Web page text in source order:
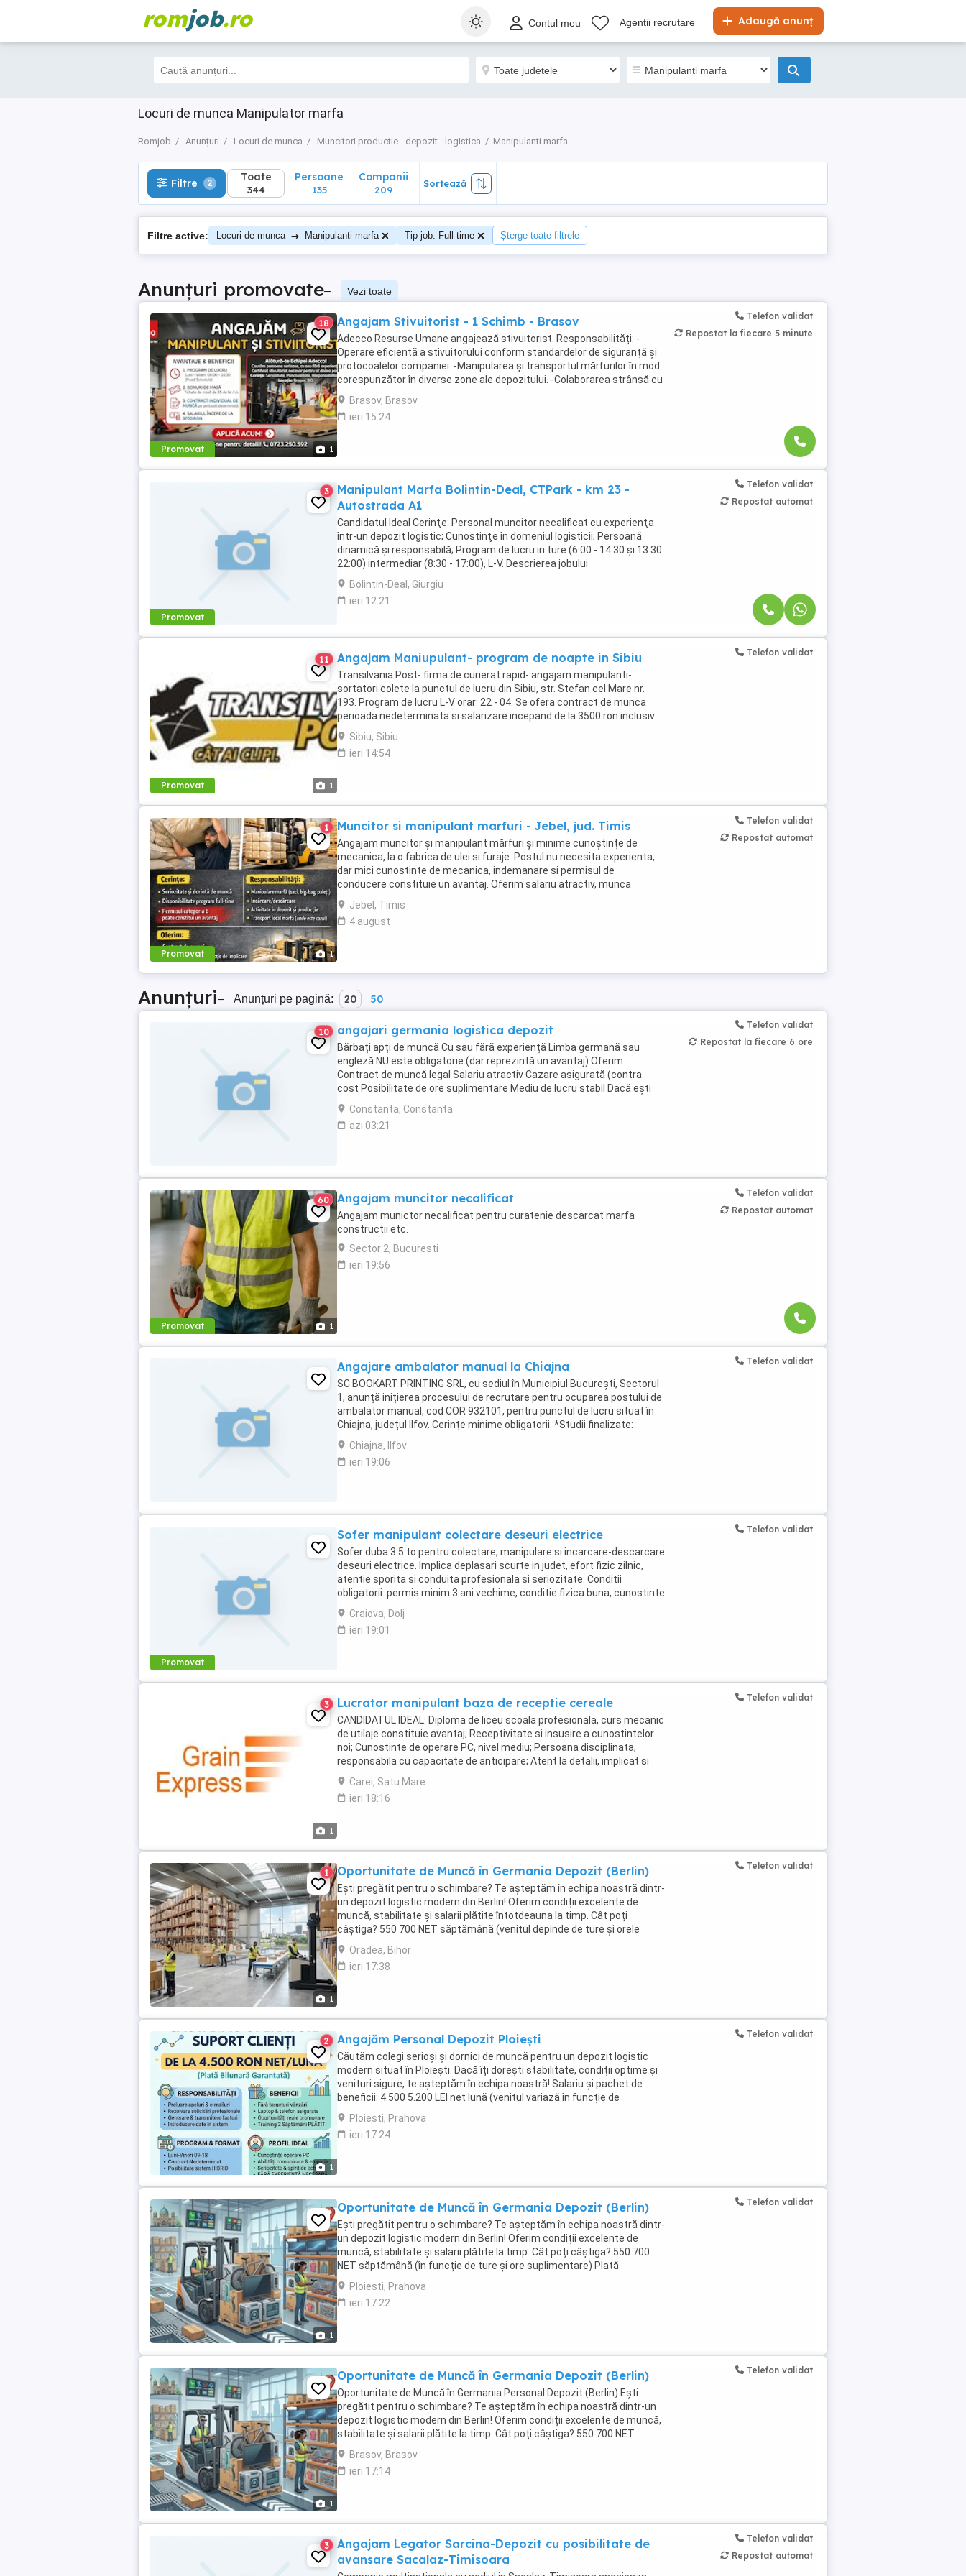
romjob.ro Adaugă anunț
Contul meu Agenții recrutare
Locuri de munca Manipulator marfa
Romjob Anunțuri Locuri de munca Muncitori productie - depozit - logistica Manipulanti marfa
Filtre 2 Toate
344
Filtre 2 Toate
344
Persoane
135
Companii
209
Sortează
Filtre active: Locuri de munca → Manipulanti marfa Tip job: Full time Șterge toate filtrele
Anunțuri promovate– Vezi toate
Promovat 1
18 Angajam Stivuitorist - 1 Schimb - Brasov
Adecco Resurse Umane angajează stivuitorist. Responsabilități: -
Operare eficientă a stivuitorului conform standardelor de siguranță și
protocoalelor companiei. -Manipularea și transportul mărfurilor în mod
corespunzător în diverse zone ale depozitului. -Colaborarea strânsă cu
echipa pentru asigurarea ...
Brasov, Brasov
ieri 15:24
Telefon validat
Repostat la fiecare 5 minute
Promovat
3
Manipulant Marfa Bolintin-Deal, CTPark - km 23 -
Autostrada A1
Candidatul Ideal Cerinţe: Personal muncitor necalificat cu experienţa
într-un depozit logistic; Cunostinţe în domeniul logisticii; Persoană
dinamică și responsabilă; Program de lucru in ture (6:00 - 14:30 și 13:30
22:00) intermediar (8:30 - 17:00), L-V. Descrierea jobului
Responsabilităţi: ...
Bolintin-Deal, Giurgiu
ieri 12:21
Telefon validat
Repostat automat
Promovat 1
11 Angajam Maniupulant- program de noapte in Sibiu
Transilvania Post- firma de curierat rapid- angajam manipulanti-
sortatori colete la punctul de lucru din Sibiu, str. Stefan cel Mare nr.
193. Program de lucru L-V orar: 22 - 04. Se ofera contract de munca
perioada nedeterminata si salarizare incepand de la 3500 ron inclusiv
tichete de masa in functie ...
Sibiu, Sibiu
ieri 14:54
Telefon validat
Promovat 1
1 Muncitor si manipulant marfuri - Jebel, jud. Timis
Angajam muncitor și manipulant mărfuri și minime cunoștințe de
mecanica, la o fabrica de ulei si furaje. Postul nu necesita experienta,
dar mici cunostinte de mecanica, indemanare si permisul de
conducere constituie un avantaj. Oferim salariu atractiv, munca
relaxata si un mediu de lucru prietenos. Tel. ...
Jebel, Timis
4 august
Telefon validat
Repostat automat
Anunțuri– Anunțuri pe pagină: 20 50
10 angajari germania logistica depozit
Bărbați apți de muncă Cu sau fără experiență Limba germană sau
engleză NU este obligatorie (dar reprezintă un avantaj) Oferim:
Contract de muncă legal Salariu atractiv Cazare asigurată (contra
cost Posibilitate de ore suplimentare Mediu de lucru stabil Dacă ești
interesat și vrei să lucrezi ...
Constanta, Constanta
azi 03:21
Telefon validat
Repostat la fiecare 6 ore
Promovat 1
60 Angajam muncitor necalificat
Angajam munictor necalificat pentru curatenie descarcat marfa
constructii etc.
Sector 2, Bucuresti
ieri 19:56
Telefon validat
Repostat automat
Angajare ambalator manual la Chiajna
SC BOOKART PRINTING SRL, cu sediul în Municipiul București, Sectorul
1, anunță inițierea procesului de recrutare pentru ocuparea postului de
ambalator manual, cod COR 932101, pentru punctul de lucru situat în
Chiajna, județul Ilfov. Cerințe minime obligatorii: *Studii finalizate:
școală generală ...
Chiajna, Ilfov
ieri 19:06
Telefon validat
Promovat
Sofer manipulant colectare deseuri electrice
Sofer duba 3.5 to pentru colectare, manipulare si incarcare-descarcare
deseuri electrice. Implica deplasari scurte in judet, efort fizic zilnic,
atentie sporita si conduita profesionala si seriozitate. Conditii
obligatorii: permis minim 3 ani vechime, conditie fizica buna, cunostinte
minime PC. Beneficii: ...
Craiova, Dolj
ieri 19:01
Telefon validat
1
3 Lucrator manipulant baza de receptie cereale
CANDIDATUL IDEAL: Diploma de liceu scoala profesionala, curs mecanic
de utilaje constituie avantaj; Receptivitate si insusire a cunostintelor
noi; Cunostinte de operare PC, nivel mediu; Persoana disciplinata,
responsabila cu capacitate de anticipare; Atent la detalii, implicat si
eficient in executarea ...
Carei, Satu Mare
ieri 18:16
Telefon validat
1
1 Oportunitate de Muncă în Germania Depozit (Berlin)
Ești pregătit pentru o schimbare? Te așteptăm în echipa noastră dintr-
un depozit logistic modern din Berlin! Oferim condiții excelente de
muncă, stabilitate și salarii plătite întotdeauna la timp. Cât poți
câștiga? 550 700 NET săptămână (venitul depinde de ture și orele
suplimentare) Plată ...
Oradea, Bihor
ieri 17:38
Telefon validat
1
2 Angajăm Personal Depozit Ploiești
Căutăm colegi serioși și dornici de muncă pentru un depozit logistic
modern situat în Ploiești. Dacă îți dorești stabilitate, condiții optime și
venituri sigure, te așteptăm în echipa noastră! Salariu și pachet de
beneficii: 4.500 5.200 LEI net lună (venitul variază în funcție de
schimburi și ...
Ploiesti, Prahova
ieri 17:24
Telefon validat
1
Oportunitate de Muncă în Germania Depozit (Berlin)
Ești pregătit pentru o schimbare? Te așteptăm în echipa noastră dintr-
un depozit logistic modern din Berlin! Oferim condiții excelente de
muncă, stabilitate și salarii plătite la timp. Cât poți câștiga? 550 700
NET săptămână (în funcție de ture și ore suplimentare) Plată
săptămânală direct ...
Ploiesti, Prahova
ieri 17:22
Telefon validat
1
Oportunitate de Muncă în Germania Depozit (Berlin)
Oportunitate de Muncă în Germania Personal Depozit (Berlin) Ești
pregătit pentru o schimbare? Te așteptăm în echipa noastră dintr-un
depozit logistic modern din Berlin! Oferim condiții excelente de muncă,
stabilitate și salarii plătite la timp. Cât poți câștiga? 550 700 NET
săptămână (în funcție ...
Brasov, Brasov
ieri 17:14
Telefon validat
3
Angajam Legator Sarcina-Depozit cu posibilitate de
avansare Sacalaz-Timisoara
Telefon validat
Repostat automat